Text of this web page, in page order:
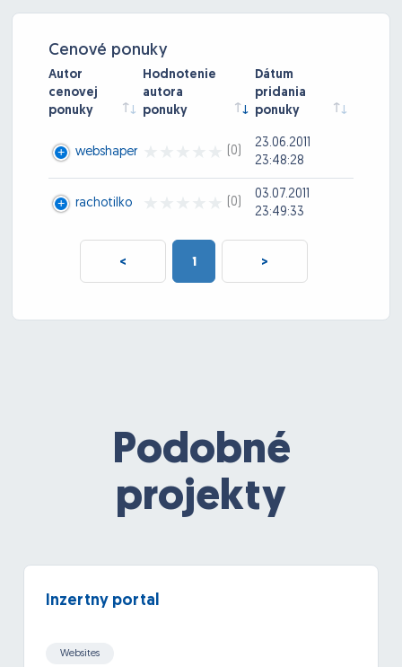
Cenové ponuky
Autor
cenovej
ponuky
Hodnotenie
autora
ponuky
Dátum
pridania
ponuky
webshaper (0)
23.06.2011
23:48:28
rachotilko (0)
03.07.2011
23:49:33
< 1 >
Podobné
projekty
Inzertny portal
Websites